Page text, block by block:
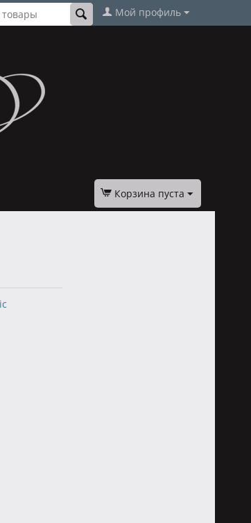
Мой профиль
Корзина пуста